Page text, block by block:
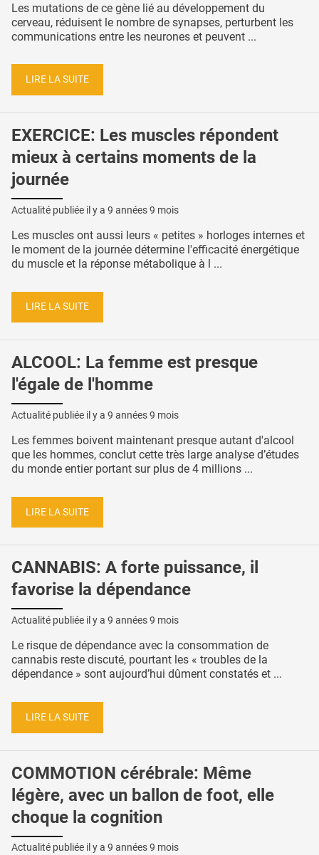
Les mutations de ce gène lié au développement du
cerveau, réduisent le nombre de synapses, perturbent les
communications entre les neurones et peuvent ...
LIRE LA SUITE
EXERCICE: Les muscles répondent
mieux à certains moments de la
journée
Actualité publiée il y a 9 années 9 mois
Les muscles ont aussi leurs « petites » horloges internes et
le moment de la journée détermine l'efficacité énergétique
du muscle et la réponse métabolique à l ...
LIRE LA SUITE
ALCOOL: La femme est presque
l'égale de l'homme
Actualité publiée il y a 9 années 9 mois
Les femmes boivent maintenant presque autant d'alcool
que les hommes, conclut cette très large analyse d’études
du monde entier portant sur plus de 4 millions ...
LIRE LA SUITE
CANNABIS: A forte puissance, il
favorise la dépendance
Actualité publiée il y a 9 années 9 mois
Le risque de dépendance avec la consommation de
cannabis reste discuté, pourtant les « troubles de la
dépendance » sont aujourd’hui dûment constatés et ...
LIRE LA SUITE
COMMOTION cérébrale: Même
légère, avec un ballon de foot, elle
choque la cognition
Actualité publiée il y a 9 années 9 mois